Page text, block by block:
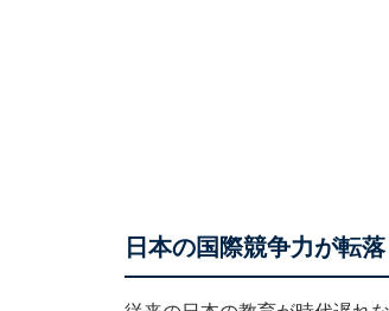
日本の国際競争力が転